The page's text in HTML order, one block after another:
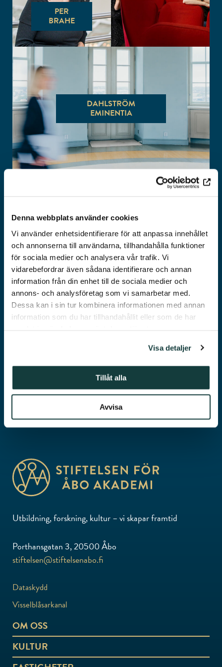
Denna webbplats använder cookies
Vi använder enhetsidentifierare för att anpassa innehållet
och annonserna till användarna, tillhandahålla funktioner
för sociala medier och analysera vår trafik. Vi
vidarebefordrar även sådana identifierare och annan
information från din enhet till de sociala medier och
annons- och analysföretag som vi samarbetar med.
Dessa kan i sin tur kombinera informationen med annan
information som du har tillhandahållit eller som de har
Visa detaljer
Tillåt alla
Avvisa
PER
BRAHE
DAHLSTRÖM
EMINENTIA
DONNERSKA INSTITUTETS
FORSKARPRIS
RALF
TÖRNGREN
Utbildning, forskning, kultur – vi skapar framtid
Porthansgatan 3, 20500 Åbo
stiftelsen@stiftelsenabo.fi
Dataskydd
Visselblåsarkanal
OM OSS
KULTUR